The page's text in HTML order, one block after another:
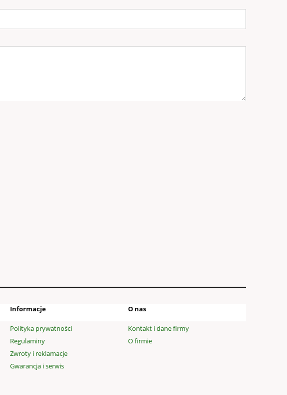
Informacje
Polityka prywatności
Regulaminy
Zwroty i reklamacje
Gwarancja i serwis
O nas
Kontakt i dane firmy
O firmie